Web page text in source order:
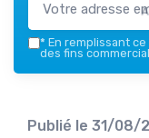
* En remplissant ce
des fins
Publié le 31/08/